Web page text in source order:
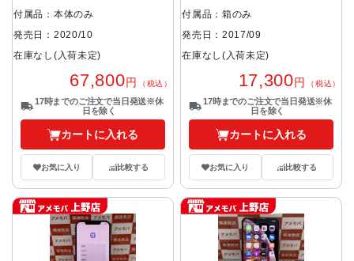
付属品：本体のみ
発売日：2020/10
在庫なし(入荷未定)
67,800円 （税込）
17時までのご注文で当日発送※休
日を除く
カートに入れる
お気に入り 比較する
付属品：箱のみ
発売日：2017/09
在庫なし(入荷未定)
17,300円 （税込）
17時までのご注文で当日発送※休
日を除く
カートに入れる
お気に入り 比較する